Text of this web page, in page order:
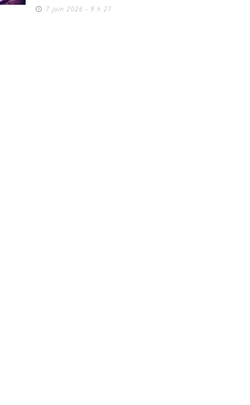
7 juin 2026 - 9 h 27